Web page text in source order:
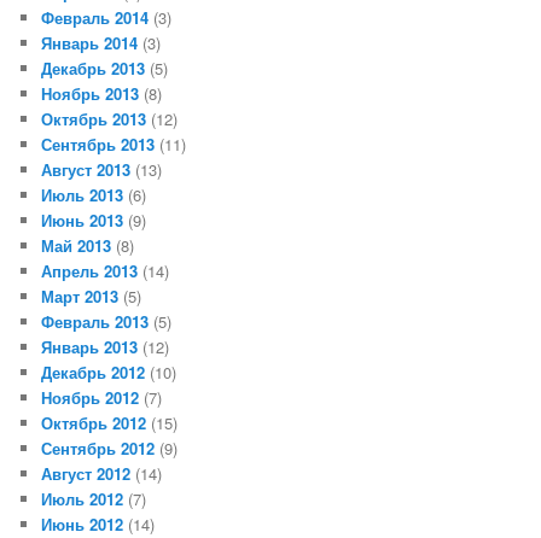
Февраль 2014 (3)
Январь 2014 (3)
Декабрь 2013 (5)
Ноябрь 2013 (8)
Октябрь 2013 (12)
Сентябрь 2013 (11)
Август 2013 (13)
Июль 2013 (6)
Июнь 2013 (9)
Май 2013 (8)
Апрель 2013 (14)
Март 2013 (5)
Февраль 2013 (5)
Январь 2013 (12)
Декабрь 2012 (10)
Ноябрь 2012 (7)
Октябрь 2012 (15)
Сентябрь 2012 (9)
Август 2012 (14)
Июль 2012 (7)
Июнь 2012 (14)